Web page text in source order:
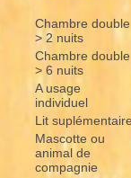
Chambre double
> 2 nuits
Chambre double
> 6 nuits
A usage
individuel
Lit suplémentaire
Mascotte ou
animal de
compagnie